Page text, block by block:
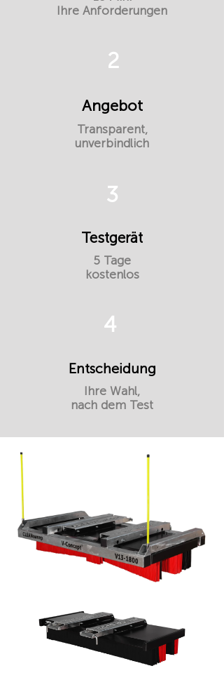
Ihre Anforderungen
2
Angebot
Transparent,
unverbindlich
3
Testgerät
5 Tage
kostenlos
4
Entscheidung
Ihre Wahl,
nach dem Test